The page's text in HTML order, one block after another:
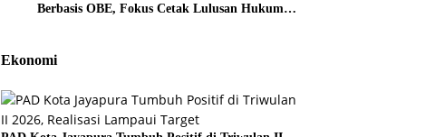
Berbasis OBE, Fokus Cetak Lulusan Hukum
Ekonomi